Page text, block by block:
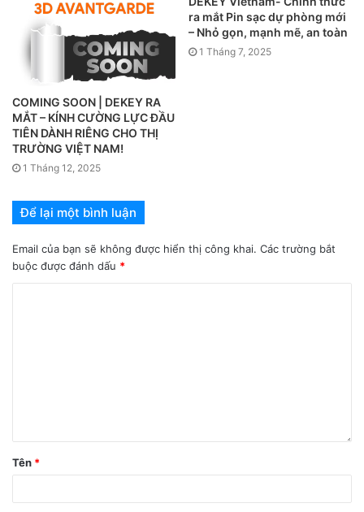
COMING SOON | DEKEY RA
MẮT – KÍNH CƯỜNG LỰC ĐẦU
TIÊN DÀNH RIÊNG CHO THỊ
TRƯỜNG VIỆT NAM!
1 Tháng 12, 2025
ra mắt Pin sạc dự phòng mới
– Nhỏ gọn, mạnh mẽ, an toàn
1 Tháng 7, 2025
Để lại một bình luận
Email của bạn sẽ không được hiển thị công khai. Các trường bắt
buộc được đánh dấu *
Tên *